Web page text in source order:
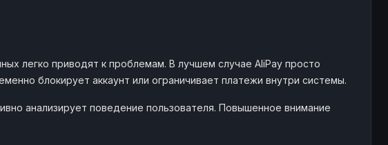
легко приводят к проблемам. В лучшем случае AliPay просто
блокирует аккаунт или ограничивает платежи внутри системы.
анализирует поведение пользователя. Повышенное внимание